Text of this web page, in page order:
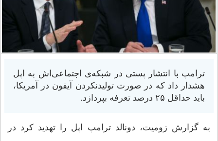
ترامپ با انتشار پستی در شبکه‌ی اجتماعی‌اش به اپل
هشدار داد که در صورت تولیدنکردن آیفون در آمریکا،
باید حداقل ۲۵ درصد تعرفه بپردازد.
به گزارش زومیت، دونالد ترامپ اپل را تهدید کرد در